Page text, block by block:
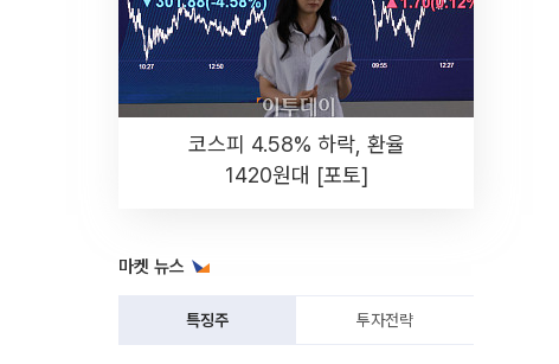
코스피 4.58% 하락, 환율
1420원대 [포토]
마켓 뉴스
특징주 투자전략